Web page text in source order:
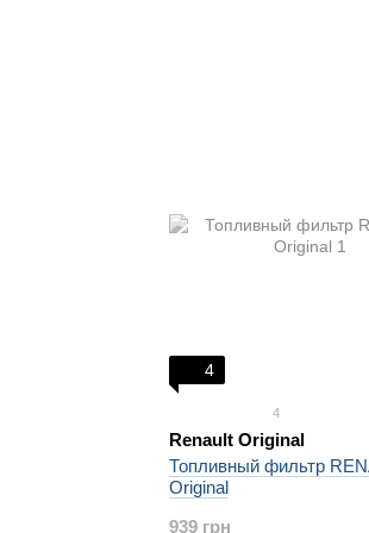
4
4
Renault Original
Топливный фильтр
Original
939 грн